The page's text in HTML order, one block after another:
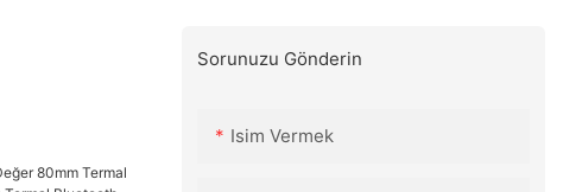
Sorunuzu Gönderin
Isim Vermek